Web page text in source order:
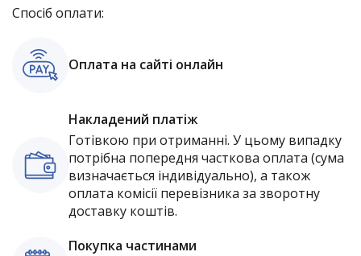
Спосіб оплати:
Оплата на сайті онлайн
Накладений платіж
Готівкою при отриманні. У цьому випадку
потрібна попередня часткова оплата (сума
визначається індивідуально), а також
оплата комісії перевізника за зворотну
доставку коштів.
Покупка частинами